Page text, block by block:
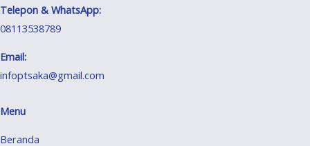
Telepon & WhatsApp:
08113538789
Email:
infoptsaka@gmail.com
Menu
Beranda